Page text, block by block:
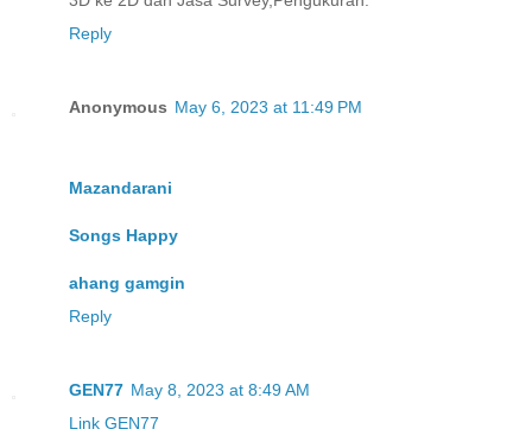
Reply
Anonymous May 6, 2023 at 11:49 PM
Mazandarani
Songs Happy
ahang gamgin
Reply
GEN77 May 8, 2023 at 8:49 AM
Link GEN77